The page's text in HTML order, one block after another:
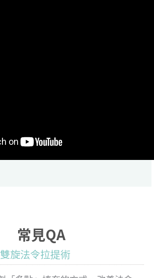
常見QA
旋法令拉提術